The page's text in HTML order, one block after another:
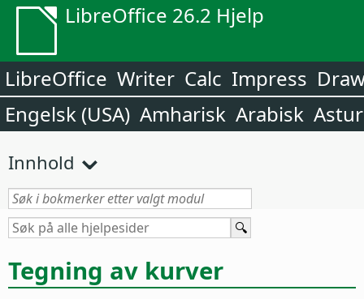
LibreOffice 26.2 Hjelp
LibreOffice Writer Calc Impress
Engelsk (USA) Amharisk Arabisk
Innhold
Tegning av kurver